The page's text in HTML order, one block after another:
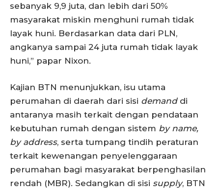
sebanyak 9,9 juta, dan lebih dari 50%
masyarakat miskin menghuni rumah tidak
layak huni. Berdasarkan data dari PLN,
angkanya sampai 24 juta rumah tidak layak
huni,” papar Nixon.
Kajian BTN menunjukkan, isu utama
perumahan di daerah dari sisi demanddi
antaranya masih terkait dengan pendataan
kebutuhan rumah dengan sistem by name,
by address, serta tumpang tindih peraturan
terkait kewenangan penyelenggaraan
perumahan bagi masyarakat berpenghasilan
rendah (MBR). Sedangkan di sisi supply, BTN